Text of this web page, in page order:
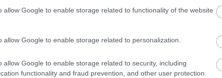
allow Google to enable storage related to functionality of the website
allow Google to enable storage related to personalization.
allow Google to enable storage related to security, including
functionality and fraud prevention, and other user protection.